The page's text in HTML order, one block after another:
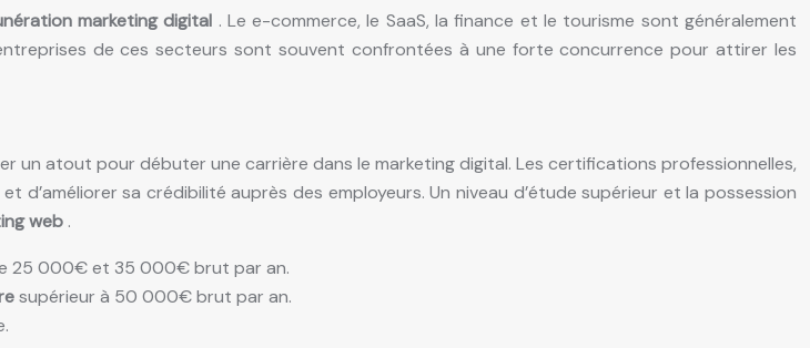
marketing digital . Le e-commerce, le SaaS, la finance et le tourisme sont généralement
de ces secteurs sont souvent confrontées à une forte concurrence pour attirer les
un atout pour débuter une carrière dans le marketing digital. Les certifications professionnelles,
sa crédibilité auprès des employeurs. Un niveau d’étude supérieur et la possession
web .
25 000€ et 35 000€ brut par an.
supérieur à 50 000€ brut par an.